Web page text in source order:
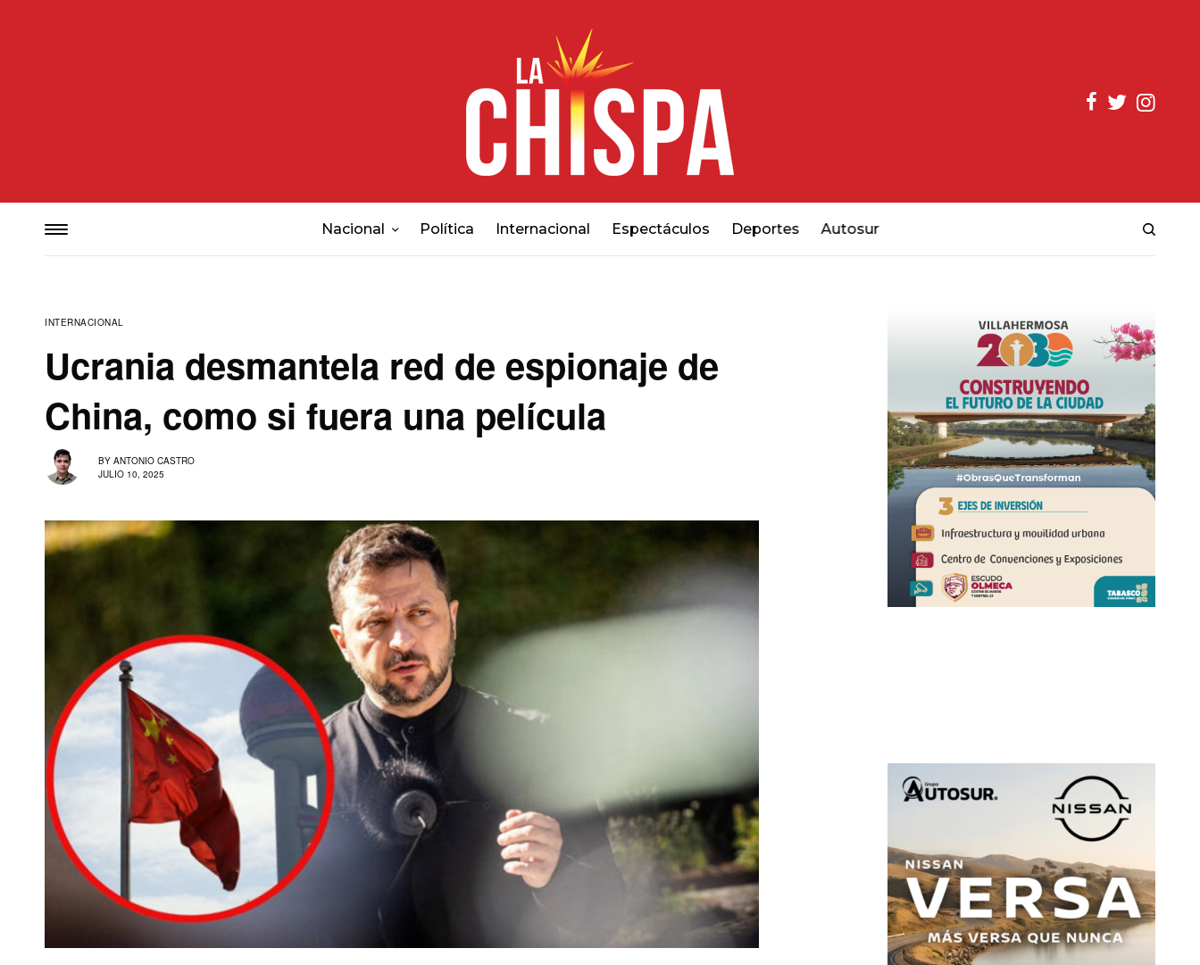
Nacional Política Internacional Espectáculos Deportes Autosur
INTERNACIONAL
Ucrania desmantela red de espionaje de
China, como si fuera una película
BY ANTONIO CASTRO
JULIO 10, 2025